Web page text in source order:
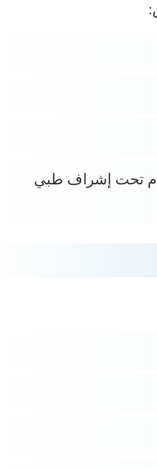
تحت إشراف طبي